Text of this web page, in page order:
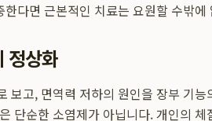
다면 근본적인 치료는 요원할 수밖에
정상화
보고, 면역력 저하의 원인을 장부 기
단순한 소염제가 아닙니다. 개인의